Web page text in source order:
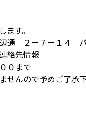
す。
通 ２－７－１４
絡先情報
０まで
んので予めご了承下